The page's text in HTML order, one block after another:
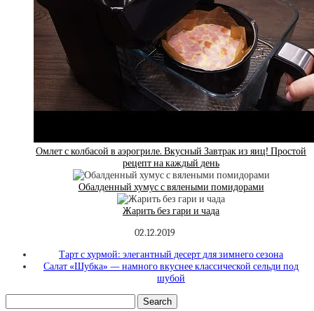
Омлет с колбасой в аэрогриле. Вкусный Завтрак из яиц! Простой
рецепт на каждый день
Обалденный хумус с вялеными помидорами
Жарить без гари и чада
02.12.2019
Тарт с хурмой: элегантный десерт для зимнего сезона
Салат «Шубка» — намного вкуснее классической сельди под
шубой